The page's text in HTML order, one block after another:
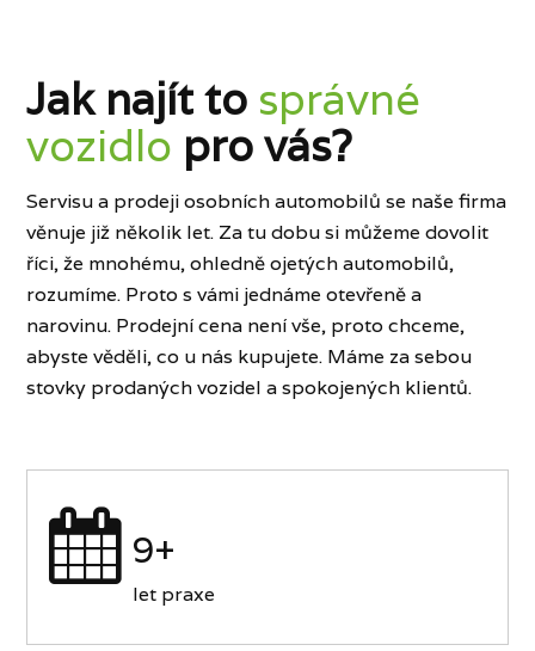
Jak najít to správné
vozidlo pro vás?
Servisu a prodeji osobních automobilů se naše firma
věnuje již několik let. Za tu dobu si můžeme dovolit
říci, že mnohému, ohledně ojetých automobilů,
rozumíme. Proto s vámi jednáme otevřeně a
narovinu. Prodejní cena není vše, proto chceme,
abyste věděli, co u nás kupujete. Máme za sebou
stovky prodaných vozidel a spokojených klientů.
9+
let praxe